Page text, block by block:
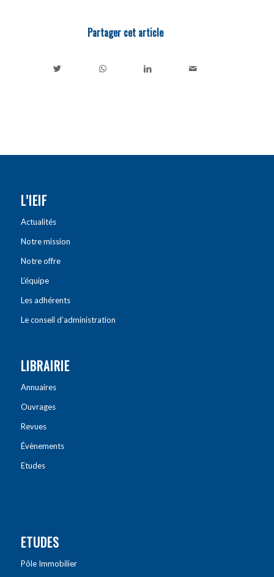
Partager cet article
L’IEIF
Actualités
Notre mission
Notre offre
L’équipe
Les adhérents
Le conseil d’administration
LIBRAIRIE
Annuaires
Ouvrages
Revues
Évènements
Etudes
ETUDES
Pôle Immobilier